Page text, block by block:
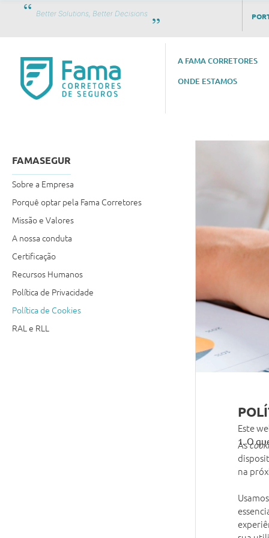
Better Solutions, Better Decisions
A FAMA CORRETORES
ONDE ESTAMOS
FAMASEGUR
Sobre a Empresa
Porquê optar pela Fama Corretores
Missão e Valores
A nossa conduta
Certificação
Recursos Humanos
Política de Privacidade
Política de Cookies
RAL e RLL
Este
1. O
As
na